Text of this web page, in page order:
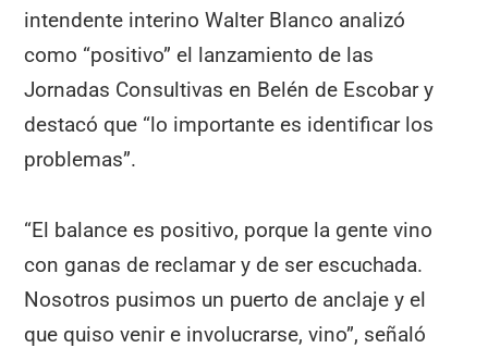
intendente interino Walter Blanco analizó
como “positivo” el lanzamiento de las
Jornadas Consultivas en Belén de Escobar y
destacó que “lo importante es identificar los
problemas”.
“El balance es positivo, porque la gente vino
con ganas de reclamar y de ser escuchada.
Nosotros pusimos un puerto de anclaje y el
que quiso venir e involucrarse, vino”, señaló